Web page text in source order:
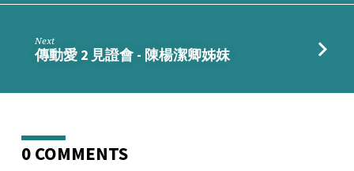
Next
傳動愛 2 見證會 - 陳楊潔卿姊妺
0 COMMENTS